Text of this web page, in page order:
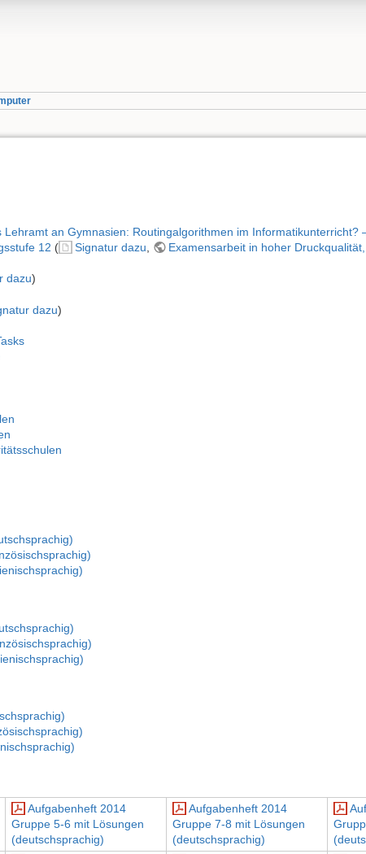
an Gymnasien: Routingalgorithmen im Informatikunterricht?
12 ( Signatur dazu
Examensarbeit in hoher
dazu)
dazu)
Aufgabenheft 2014
Gruppe 5-6 mit Lösungen
(deutschsprachig)
Aufgabenheft 2014
Gruppe 7-8 mit Lösungen
(deutschsprachig)